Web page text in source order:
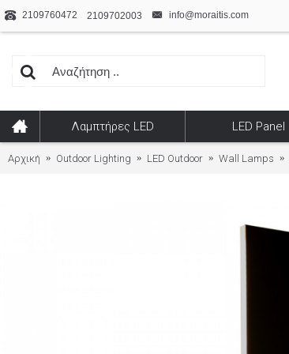
2109760472 2109702003 info@moraitis.com
Λαμπτήρες LED LED Panel
Αρχική Outdoor Lighting LED Outdoor Wall Lamps